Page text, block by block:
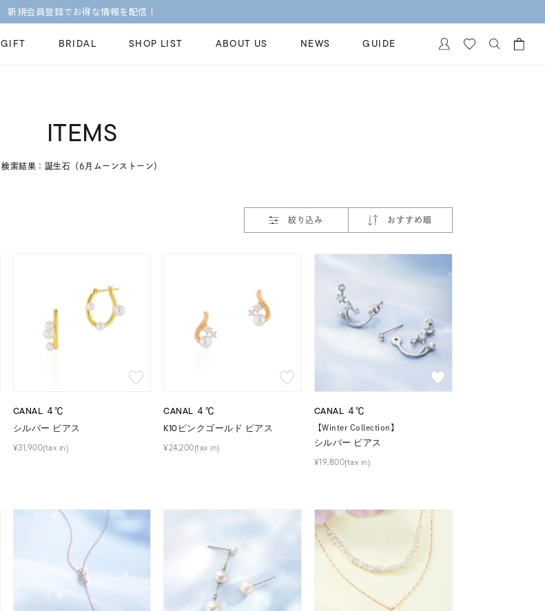
新規会員登録でお得な情報を配信！
ペアネックレス
GIFT BRIDAL SHOP LIST ABOUT US NEWS GUIDE
ジュエリーケア
ITEMS
検索結果：誕生石（6月ムーンストーン）
絞り込み おすすめ順
CANAL ４℃
シルバー ピアス
¥31,900(tax in)
CANAL ４℃
K10ピンクゴールド ピアス
¥24,200(tax in)
CANAL ４℃
【Winter Collection】
シルバー ピアス
¥19,800(tax in)